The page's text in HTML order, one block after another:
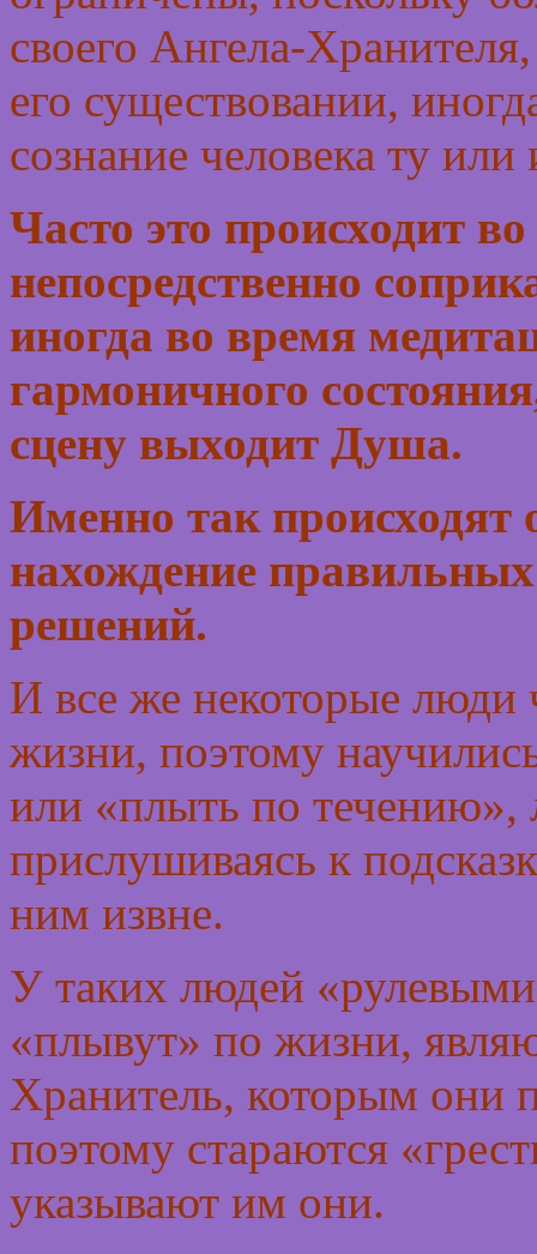
своего Ангела-
его существовании,
сознание человека ту
Часто это происходит
непосредственно
иногда во время
гармоничного
сцену выходит Душа.
Именно так происходят
нахождение
решений.
И все же некоторые люди
жизни, поэтому
или «плыть по течению»,
прислушиваясь к
ним извне.
У таких людей
«плывут» по жизни,
Хранитель, которым они
поэтому стараются
указывают им они.